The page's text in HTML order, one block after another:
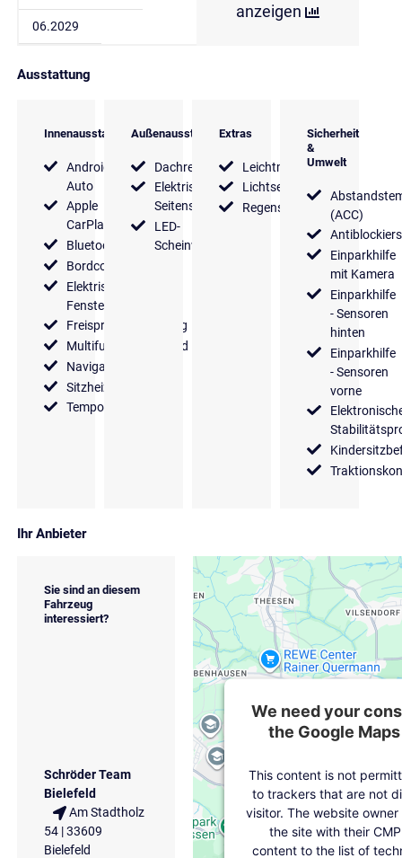
06.2029
anzeigen
Ausstattung
Innenausstattung
Android
Auto
Apple
CarPlay
Bluetooth
Bordcomputer
Elektrische
Fensterheber
Freisprecheinrichtung
Multifunktionslenkrad
Navigationssystem
Sitzheizung
Tempomat
Außenausstattung
Dachreling
Elektrische
Seitenspiegel
LED-
Scheinwerfer
Extras
Leichtmetallfelgen
Lichtsensor
Regensensor
Sicherheit
&
Umwelt
(ACC)
Einparkhilfe
mit Kamera
Einparkhilfe
- Sensoren
hinten
Einparkhilfe
- Sensoren
vorne
Ihr Anbieter
Sie sind an diesem
Fahrzeug
interessiert?
Schröder Team
Bielefeld
Am Stadtholz
54 | 33609
Bielefeld
We need your
the Google
This content is not
to trackers that are not
visitor. The website
the site with their
content to the list of